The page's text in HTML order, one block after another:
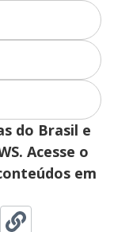
do Brasil e
Acesse o
em